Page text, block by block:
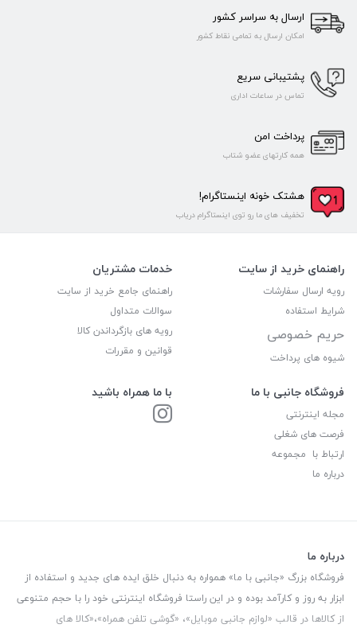
ارسال به سراسر کشور
امکان ارسال به تمامی نقاط کشور
پشتیبانی سریع
تماس در ساعات اداری
پرداخت امن
همه کارتهای عضو شتاب
هشتک خونه اینستاگرام!
تخفیف های ما رو توی اینستاگرام دریاب
راهنمای خرید از سایت
رویه ارسال سفارشات
شرایط استفاده
حریم خصوصی
شیوه های پرداخت
خدمات مشتریان
راهنمای جامع خرید از سایت
سوالات متداول
رویه های بازگرداندن کالا
قوانین و مقررات
فروشگاه جانبی با ما
مجله اینترنتی
فرصت های شغلی
ارتباط با مجموعه
درباره ما
با ما همراه باشید
درباره ما
فروشگاه بزرگ «جانبی با ما» همواره به دنبال خلق ایده های جدید و استفاده از
ابزار به روز و کارآمد بوده و در این راستا فروشگاه اینترنتی خود را با حجم متنوعی
از کالاها در قالب «لوازم جانبی موبایل»، «گوشی تلفن همراه»،«کالا های